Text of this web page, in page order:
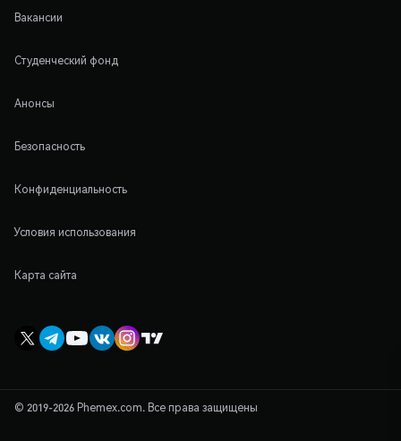
Вакансии
Студенческий фонд
Анонсы
Безопасность
Конфиденциальность
Условия использования
Карта сайта
© 2019-2026 Phemex.com. Все права защищены